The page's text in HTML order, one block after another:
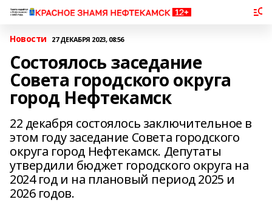
Новости 27 ДЕКАБРЯ 2023, 08:56
Состоялось заседание
Совета городского округа
город Нефтекамск
22 декабря состоялось заключительное в
этом году заседание Совета городского
округа город Нефтекамск. Депутаты
утвердили бюджет городского округа на
2024 год и на плановый период 2025 и
2026 годов.